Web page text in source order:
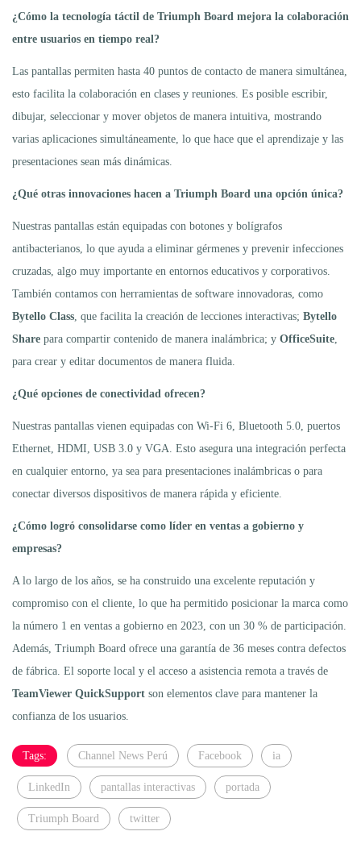
¿Cómo la tecnología táctil de Triumph Board mejora la colaboración
entre usuarios en tiempo real?
Las pantallas permiten hasta 40 puntos de contacto de manera simultánea,
esto facilita la colaboración en clases y reuniones. Es posible escribir,
dibujar, seleccionar y mover objetos de manera intuitiva, mostrando
varias aplicaciones simultáneamente, lo que hace que el aprendizaje y las
presentaciones sean más dinámicas.
¿Qué otras innovaciones hacen a Triumph Board una opción única?
Nuestras pantallas están equipadas con botones y bolígrafos
antibacterianos, lo que ayuda a eliminar gérmenes y prevenir infecciones
cruzadas, algo muy importante en entornos educativos y corporativos.
También contamos con herramientas de software innovadoras, como
Bytello Class , que facilita la creación de lecciones interactivas; Bytello
Share para compartir contenido de manera inalámbrica; y OfficeSuite
para crear y editar documentos de manera fluida.
¿Qué opciones de conectividad ofrecen?
Nuestras pantallas vienen equipadas con Wi-Fi 6, Bluetooth 5.0, puertos
Ethernet, HDMI, USB 3.0 y VGA. Esto asegura una integración perfecta
en cualquier entorno, ya sea para presentaciones inalámbricas o para
conectar diversos dispositivos de manera rápida y eficiente.
¿Cómo logró consolidarse como líder en ventas a gobierno y
empresas?
A lo largo de los años, se ha construido una excelente reputación y
compromiso con el cliente, lo que ha permitido posicionar la marca como
la número 1 en ventas a gobierno en 2023, con un 30 % de participación.
Además, Triumph Board ofrece una garantía de 36 meses contra defectos
de fábrica. El soporte local y el acceso a asistencia remota a través de
TeamViewer QuickSupport son elementos clave para mantener la
confianza de los usuarios.
Tags: Channel News Perú Facebook ia
LinkedIn pantallas interactivas portada
Triumph Board twitter